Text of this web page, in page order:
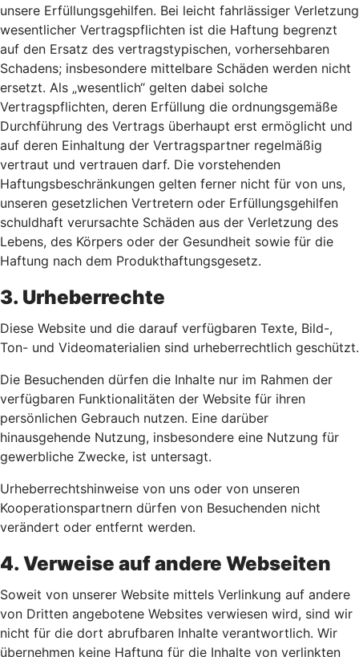
unsere Erfüllungsgehilfen. Bei leicht fahrlässiger Verletzung
wesentlicher Vertragspflichten ist die Haftung begrenzt
auf den Ersatz des vertragstypischen, vorhersehbaren
Schadens; insbesondere mittelbare Schäden werden nicht
ersetzt. Als „wesentlich“ gelten dabei solche
Vertragspflichten, deren Erfüllung die ordnungsgemäße
Durchführung des Vertrags überhaupt erst ermöglicht und
auf deren Einhaltung der Vertragspartner regelmäßig
vertraut und vertrauen darf. Die vorstehenden
Haftungsbeschränkungen gelten ferner nicht für von uns,
unseren gesetzlichen Vertretern oder Erfüllungsgehilfen
schuldhaft verursachte Schäden aus der Verletzung des
Lebens, des Körpers oder der Gesundheit sowie für die
Haftung nach dem Produkthaftungsgesetz.
3. Urheberrechte
Diese Website und die darauf verfügbaren Texte, Bild-,
Ton- und Videomaterialien sind urheberrechtlich geschützt.
Die Besuchenden dürfen die Inhalte nur im Rahmen der
verfügbaren Funktionalitäten der Website für ihren
persönlichen Gebrauch nutzen. Eine darüber
hinausgehende Nutzung, insbesondere eine Nutzung für
gewerbliche Zwecke, ist untersagt.
Urheberrechtshinweise von uns oder von unseren
Kooperationspartnern dürfen von Besuchenden nicht
verändert oder entfernt werden.
4. Verweise auf andere Webseiten
Soweit von unserer Website mittels Verlinkung auf andere
von Dritten angebotene Websites verwiesen wird, sind wir
nicht für die dort abrufbaren Inhalte verantwortlich. Wir
übernehmen keine Haftung für die Inhalte von verlinkten